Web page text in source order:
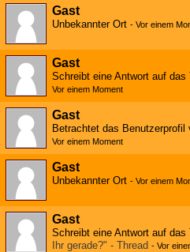
Gast
Unbekannter Ort - Vor einem
Gast
Schreibt eine Antwort auf das
Vor einem Moment
Gast
Betrachtet das Benutzerprofil
Vor einem Moment
Gast
Unbekannter Ort - Vor einem
Gast
Schreibt eine Antwort auf das
Ihr gerade?" - Thread - Vor